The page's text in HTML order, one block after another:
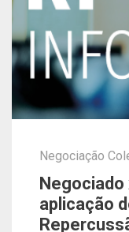
Negociação
Negociado
aplicação